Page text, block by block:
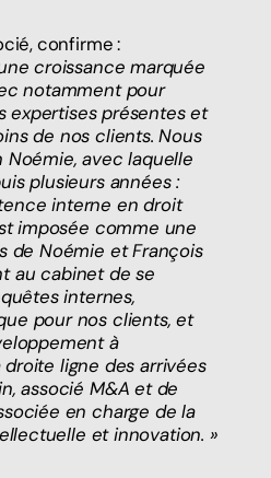
confirme :
croissance marquée
notamment pour
expertises présentes et
de nos clients. Nous
avec laquelle
plusieurs années :
interne en droit
imposée comme une
de Noémie et François
au cabinet de se
internes,
pour nos clients, et
à
droite ligne des arrivées
associé M&A et de
en charge de la
et innovation. »